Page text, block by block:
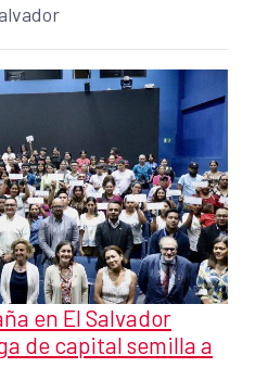
en El Salvador
de capital semilla a